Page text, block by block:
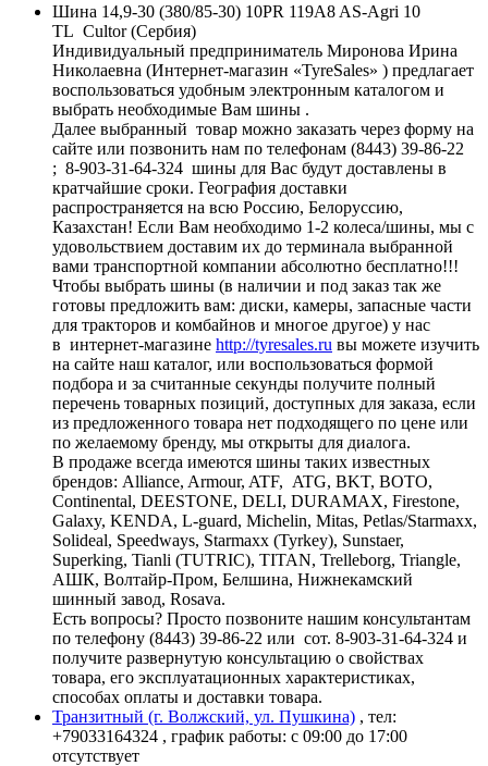
Шина 14,9-30 (380/85-30) 10PR 119A8 AS-Agri 10
TL Cultor (Сербия)
Индивидуальный предприниматель Миронова Ирина
Николаевна (Интернет-магазин «TyreSales» ) предлагает
воспользоваться удобным электронным каталогом и
выбрать необходимые Вам шины .
Далее выбранный товар можно заказать через форму на
сайте или позвонить нам по телефонам (8443) 39-86-22
; 8-903-31-64-324 шины для Вас будут доставлены в
кратчайшие сроки. География доставки
распространяется на всю Россию, Белоруссию,
Казахстан! Если Вам необходимо 1-2 колеса/шины, мы с
удовольствием доставим их до терминала выбранной
вами транспортной компании абсолютно бесплатно!!!
Чтобы выбрать шины (в наличии и под заказ так же
готовы предложить вам: диски, камеры, запасные части
для тракторов и комбайнов и многое другое) у нас
в интернет-магазине http://tyresales.ru вы можете изучить
на сайте наш каталог, или воспользоваться формой
подбора и за считанные секунды получите полный
перечень товарных позиций, доступных для заказа, если
из предложенного товара нет подходящего по цене или
по желаемому бренду, мы открыты для диалога.
В продаже всегда имеются шины таких известных
брендов: Alliance, Armour, ATF, ATG, BKT, BOTO,
Continental, DEESTONE, DELI, DURAMAX, Firestone,
Galaxy, KENDA, L-guard, Michelin, Mitas, Petlas/Starmaxx,
Solideal, Speedways, Starmaxx (Tyrkey), Sunstaer,
Superking, Tianli (TUTRIC), TITAN, Trelleborg, Triangle,
АШК, Волтайр-Пром, Белшина, Нижнекамский
шинный завод, Rosava.
Есть вопросы? Просто позвоните нашим консультантам
по телефону (8443) 39-86-22 или сот. 8-903-31-64-324 и
получите развернутую консультацию о свойствах
товара, его эксплуатационных характеристиках,
способах оплаты и доставки товара.
Транзитный (г. Волжский, ул. Пушкина) , тел:
+79033164324 , график работы: с 09:00 до 17:00
отсутствует